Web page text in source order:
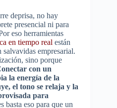
deprisa, no hay
presencial ni para
eso herramientas
en tiempo real están
salvavidas empresarial.
sino porque
con un
la energía de la
el tono se relaja y la
para
basta eso para que un